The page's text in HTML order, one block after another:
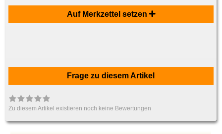
Auf Merkzettel setzen
Frage zu diesem Artikel
Zu diesem Artikel existieren noch keine Bewertungen